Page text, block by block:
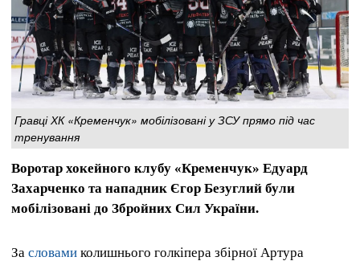
Гравці ХК «Кременчук» мобілізовані у ЗСУ прямо під час
тренування
Воротар хокейного клубу «Кременчук» Едуард
Захарченко та нападник Єгор Безуглий були
мобілізовані до Збройних Сил України.
За словами колишнього голкіпера збірної Артура